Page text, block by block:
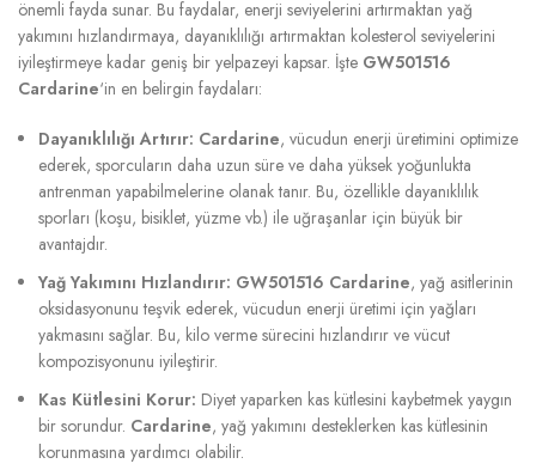
önemli fayda sunar. Bu faydalar, enerji seviyelerini artırmaktan yağ
yakımını hızlandırmaya, dayanıklılığı artırmaktan kolesterol seviyelerini
iyileştirmeye kadar geniş bir yelpazeyi kapsar. İşte GW501516
Cardarine‘in en belirgin faydaları:
Dayanıklılığı Artırır: Cardarine, vücudun enerji üretimini optimize
ederek, sporcuların daha uzun süre ve daha yüksek yoğunlukta
antrenman yapabilmelerine olanak tanır. Bu, özellikle dayanıklılık
sporları (koşu, bisiklet, yüzme vb.) ile uğraşanlar için büyük bir
avantajdır.
Yağ Yakımını Hızlandırır: GW501516 Cardarine, yağ asitlerinin
oksidasyonunu teşvik ederek, vücudun enerji üretimi için yağları
yakmasını sağlar. Bu, kilo verme sürecini hızlandırır ve vücut
kompozisyonunu iyileştirir.
Kas Kütlesini Korur: Diyet yaparken kas kütlesini kaybetmek yaygın
bir sorundur. Cardarine, yağ yakımını desteklerken kas kütlesinin
korunmasına yardımcı olabilir.